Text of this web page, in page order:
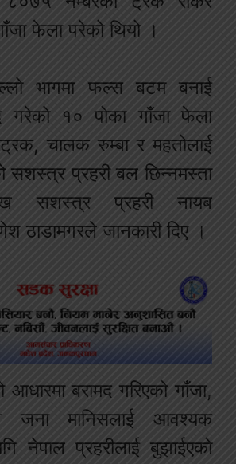
फेला परेको थियो ।
भागमा फल्स बटम बनाई
गरेको १० पोका गाँजा फेला
चालक रुम्बा र महतोलाई
सशस्त्र प्रहरी बल छिन्नमस्ता
सशस्त्र प्रहरी नायब
ठाडामगरले जानकारी दिए ।
बरामद गरिएको गाँजा,
मानिसलाई आवश्यक
नेपाल प्रहरीलाई बुझाईएको